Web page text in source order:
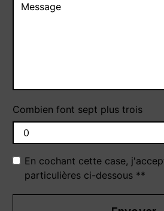
Combien font sept plus trois
En cochant cette case,
particulières ci-dessous **